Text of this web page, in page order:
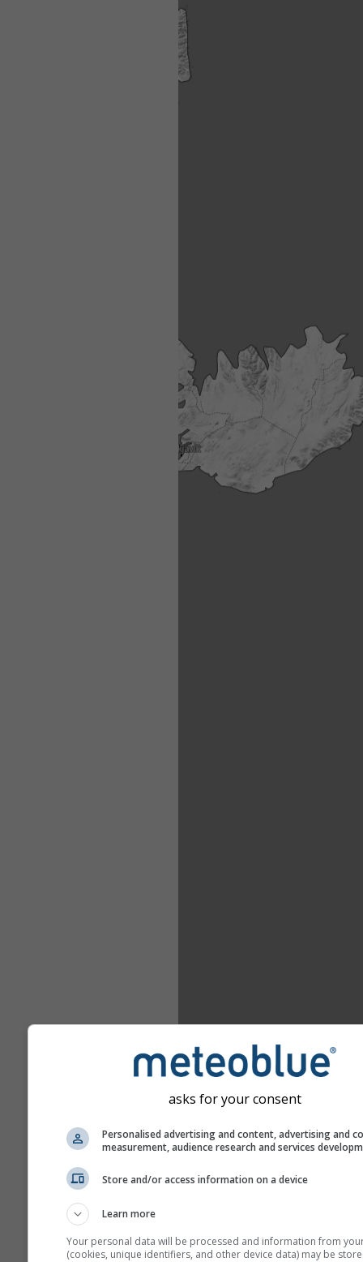
asks for your consent
Personalised advertising and content, advertising and
measurement, audience research and services
Store and/or access information on a device
Learn more
Your personal data will be processed and information from
(cookies, unique identifiers, and other device data) may be